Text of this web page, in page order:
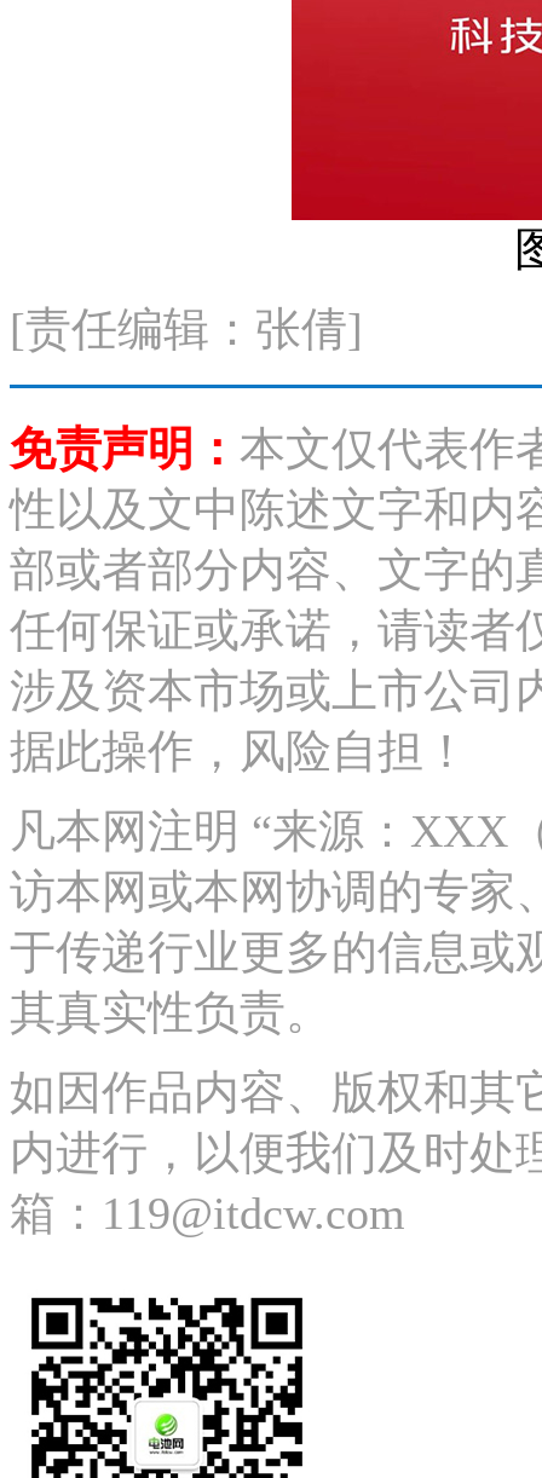
[责任编辑：张倩]
免责声明： 本文仅代表作
性以及文中陈述文字和内
部或者部分内容、文字的
任何保证或承诺，请读者
涉及资本市场或上市公司
据此操作，风险自担！
凡本网注明 “来源：XXX
访本网或本网协调的专家
于传递行业更多的信息或
其真实性负责。
如因作品内容、版权和其
内进行，以便我们及时处
箱：119@itdcw.com